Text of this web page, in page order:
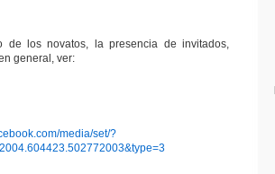
de los novatos, la presencia de invitados,
general, ver:
media/set/?